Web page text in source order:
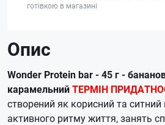
готівкою в магазині
Опис
Wonder Protein bar - 45 г -
карамельнийТЕРМІН
створений як корисний та ситний
активного ритму життя, занять